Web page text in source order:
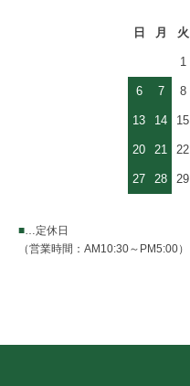
日 月 火
1
6 7 8
13 14 15
20 21 22
27 28 29
■ …定休日
（営業時間：AM10:30～PM5:00）